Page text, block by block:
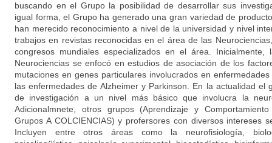
buscando en el Grupo la posibilidad de desarrollar sus
igual forma, el Grupo ha generado una gran variedad de
han merecido reconocimiento a nivel de la universidad y nivel
trabajos en revistas reconocidas en el área de las
congresos mundiales especializados en el área.
Neurociencias se enfocó en estudios de asociación de los
mutaciones en genes particulares involucrados en
las enfermedades de Alzheimer y Parkinson. En la actualidad el
de investigación a un nivel más básico que involucra la
Adicionalmnete, otros grupos (Aprendizaje y
Grupos A COLCIENCIAS) y profersores con diversos intereses
Incluyen entre otros áreas como la neurofisiología,